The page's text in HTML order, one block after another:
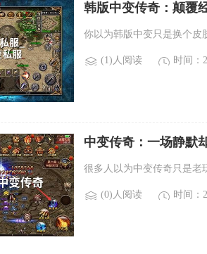
韩版中变传奇：颠覆
你以为韩版中变只是换个皮
(1)人阅读 时间：
中变传奇：一场静默
很多人以为中变传奇只是老
(0)人阅读 时间：